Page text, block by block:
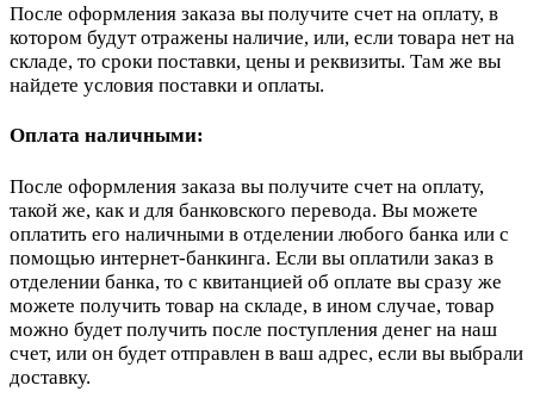
После оформления заказа вы получите счет на оплату, в
котором будут отражены наличие, или, если товара нет на
складе, то сроки поставки, цены и реквизиты. Там же вы
найдете условия поставки и оплаты.
Оплата наличными:
После оформления заказа вы получите счет на оплату,
такой же, как и для банковского перевода. Вы можете
оплатить его наличными в отделении любого банка или с
помощью интернет-банкинга. Если вы оплатили заказ в
отделении банка, то с квитанцией об оплате вы сразу же
можете получить товар на складе, в ином случае, товар
можно будет получить после поступления денег на наш
счет, или он будет отправлен в ваш адрес, если вы выбрали
доставку.